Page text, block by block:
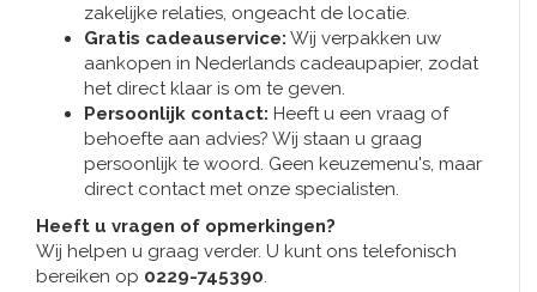
Nautische Souvenirs
Theelepels en Schoteltjes
Asbakken
Fotolijstjes
Delfts blauwe tegels
Delfts blauw koffie-thee servies
Delfts blauwe vazen
Delfts blauwe schalen
Delfts blauwe Peper en Zoutstellen
zakelijke relaties, ongeacht de locatie.
Gratis cadeauservice: Wij verpakken uw
aankopen in Nederlands cadeaupapier, zodat
het direct klaar is om te geven.
Persoonlijk contact: Heeft u een vraag of
behoefte aan advies? Wij staan u graag
persoonlijk te woord. Geen keuzemenu's, maar
direct contact met onze specialisten.
Heeft u vragen of opmerkingen?
Wij helpen u graag verder. U kunt ons telefonisch
bereiken op 0229-745390.